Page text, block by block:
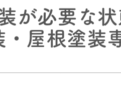
が必要な
・屋根塗装